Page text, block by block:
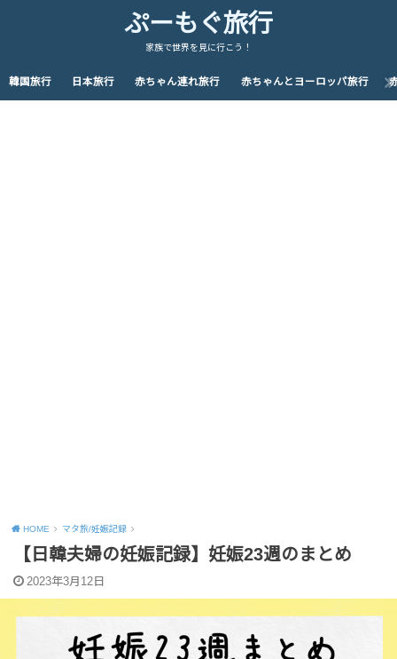
ぷーもぐ旅行
家族で世界を見に行こう！
韓国旅行 日本旅行 赤ちゃん連れ旅行 赤ちゃんとヨーロッパ旅行
HOME マタ旅/妊娠記録
【日韓夫婦の妊娠記録】妊娠23週のまとめ
2023年3月12日